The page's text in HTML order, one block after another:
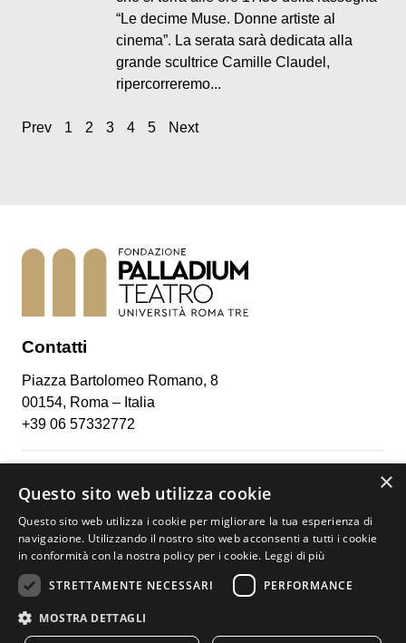
“Le decime Muse. Donne artiste al
cinema”. La serata sarà dedicata alla
grande scultrice Camille Claudel,
ripercorreremo...
Prev 1 2 3 4 5 Next
Contatti
Piazza Bartolomeo Romano, 8
00154, Roma – Italia
+39 06 57332772
Facebook
Instagram
Youtube
Privacy Policy/ WebDesign BIGSUR.it / © 2021
×
Questo sito web utilizza cookie
Questo sito web utilizza i cookie per migliorare la tua esperienza di
navigazione. Utilizzando il nostro sito web acconsenti a tutti i cookie
in conformità con la nostra policy per i cookie. Leggi di più
STRETTAMENTE NECESSARI
PERFORMANCE
MOSTRA DETTAGLI